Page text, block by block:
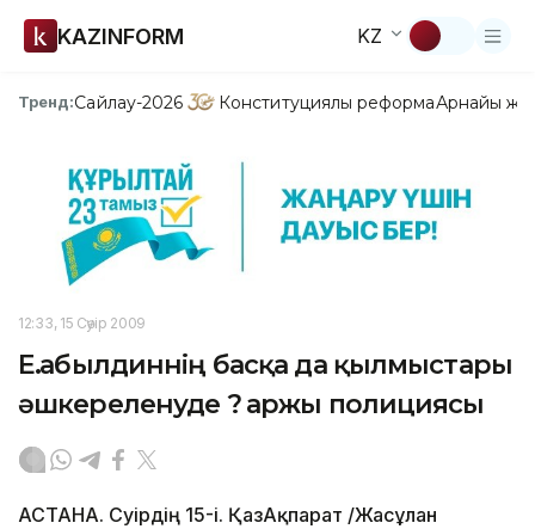
KAZINFORM KZ
Тренд:Сайлау-2026 Конституциялық реформаАрнайы
12:33, 15 Сәуір 2009
Е.Қабылдиннің басқа да қылмыстары
әшкереленуде ? Қаржы полициясы
АСТАНА. Сәуірдің 15-і. ҚазАқпарат /Жасұлан